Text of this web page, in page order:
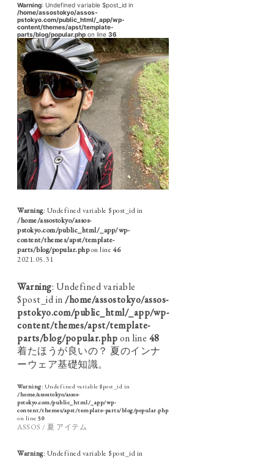
Warning: Undefined variable $post_id in
/home/assostokyo/assos-
pstokyo.com/public_html/_app/wp-
content/themes/apst/template-
parts/blog/popular.php on line 36
Warning: Undefined variable $post_id in
/home/assostokyo/assos-
pstokyo.com/public_html/_app/wp-
content/themes/apst/template-
parts/blog/popular.phpon line 46
2021.05.31
Warning: Undefined variable
$post_id in/home/assostokyo/assos-
pstokyo.com/public_html/_app/wp-
content/themes/apst/template-
parts/blog/popular.phpon line 48
着たほうが良いの？ 夏のインナ
ーウェア基礎知識。
Warning: Undefined variable $post_id in
/home/assostokyo/assos-
pstokyo.com/public_html/_app/wp-
content/themes/apst/template-parts/blog/popular.php
on line 50
ASSOS / 夏 アイテム
Warning: Undefined variable $post_id in